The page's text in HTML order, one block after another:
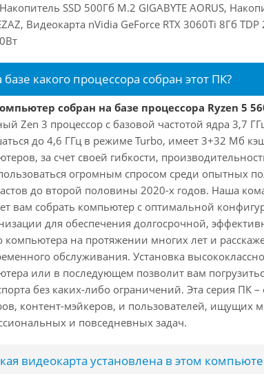
SSD 500Гб M.2 GIGABYTE AORUS,
Видеокарта nVidia GeForce RTX 3060Ti 8Гб
базе какого процессора собран этот ПК?
собран на базе процессора Ryzen 5
Zen 3 процессор с базовой частотой ядра 3,7
до 4,6 ГГц в режиме Turbo, имеет 3+32 Мб
за счет своей гибкости,
огромным спросом среди опытных
до второй половины 2020-х годов. Наша
вам собрать компьютер с оптимальной
для обеспечения долгосрочной,
компьютера на протяжении многих лет и
обслуживания. Установка
или в последующем позволит вам
без каких-либо ограничений. Эта серия ПК
контент-мэйкеров, и пользователей, ищущих
и повседневных задач.
видеокарта установлена в этом